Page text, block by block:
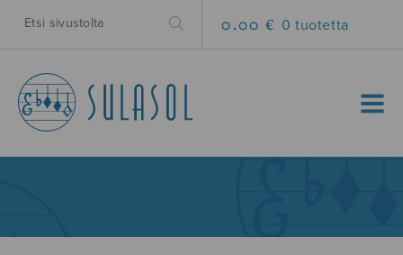
0.00 € 0 tuotetta
MENU